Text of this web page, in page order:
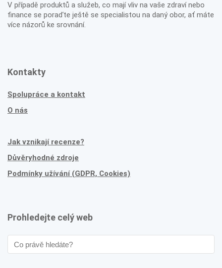
V případě produktů a služeb, co mají vliv na vaše zdraví nebo
finance se poraďte ještě se specialistou na daný obor, ať máte
více názorů ke srovnání.
Kontakty
Spolupráce a kontakt
O nás
Jak vznikají recenze?
Důvěryhodné zdroje
Podmínky užívání (GDPR, Cookies)
Prohledejte celý web